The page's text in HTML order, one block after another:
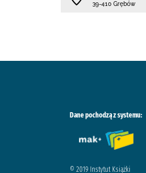
39-410 Grębów
Dane pochodzą z systemu:
© 2019 Instytut Książki